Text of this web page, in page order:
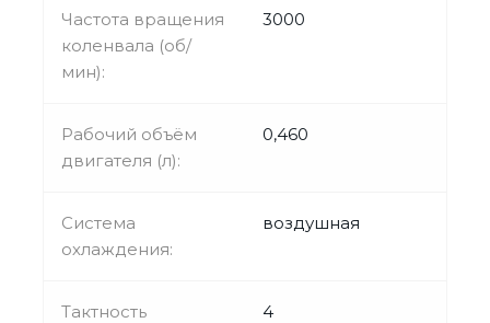
Частота вращения
коленвала (об/
мин):
3000
Рабочий объём
двигателя (л):
0,460
Система
охлаждения:
воздушная
Тактность
4